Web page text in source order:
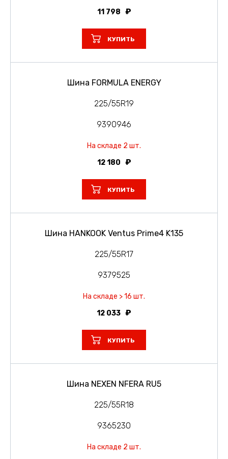
11 798
КУПИТЬ
Шина FORMULA ENERGY
225/55R19
9390946
На складе 2 шт.
12 180
КУПИТЬ
Шина HANKOOK Ventus Prime4 K135
225/55R17
9379525
На складе > 16 шт.
12 033
КУПИТЬ
Шина NEXEN NFERA RU5
225/55R18
9365230
На складе 2 шт.